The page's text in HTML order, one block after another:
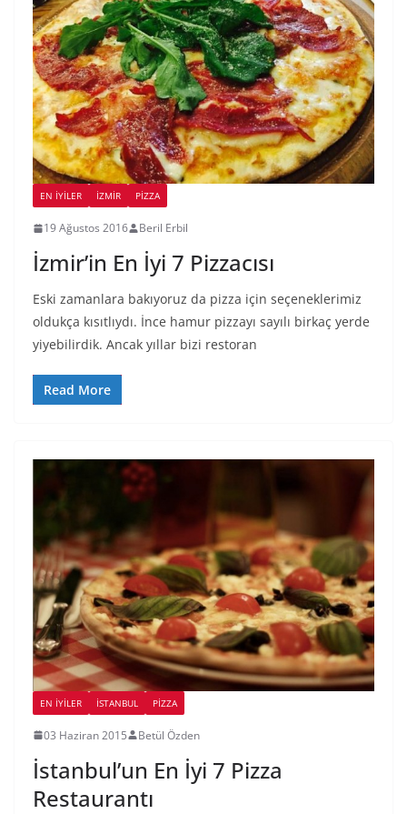
EN İYILER İZMIR PIZZA
19 Ağustos 2016 Beril Erbil
İzmir’in En İyi 7 Pizzacısı
Eski zamanlara bakıyoruz da pizza için seçeneklerimiz
oldukça kısıtlıydı. İnce hamur pizzayı sayılı birkaç yerde
yiyebilirdik. Ancak yıllar bizi restoran
Read More
EN İYILER İSTANBUL PIZZA
03 Haziran 2015 Betül Özden
İstanbul’un En İyi 7 Pizza
Restaurantı